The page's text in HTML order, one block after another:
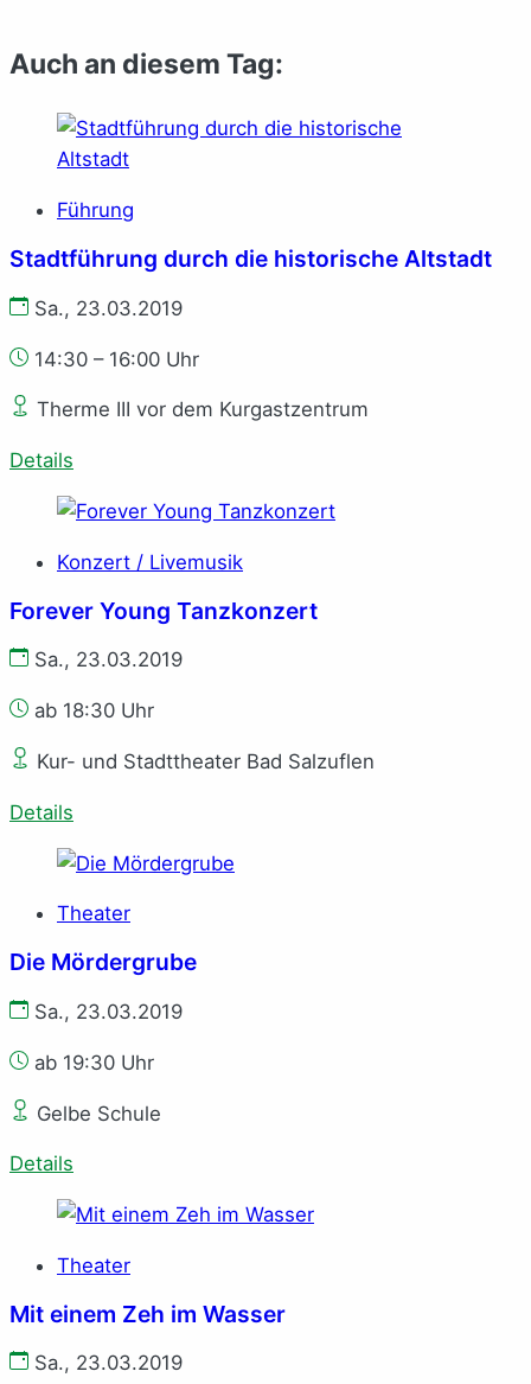
Auch an diesem Tag:
Führung
Stadtführung durch die historische Altstadt
Sa., 23.03.2019
14:30 – 16:00 Uhr
Therme III vor dem Kurgastzentrum
Details
Konzert / Livemusik
Forever Young Tanzkonzert
Sa., 23.03.2019
ab 18:30 Uhr
Kur- und Stadttheater Bad Salzuflen
Details
Theater
Die Mördergrube
Sa., 23.03.2019
ab 19:30 Uhr
Gelbe Schule
Details
Theater
Mit einem Zeh im Wasser
Sa., 23.03.2019